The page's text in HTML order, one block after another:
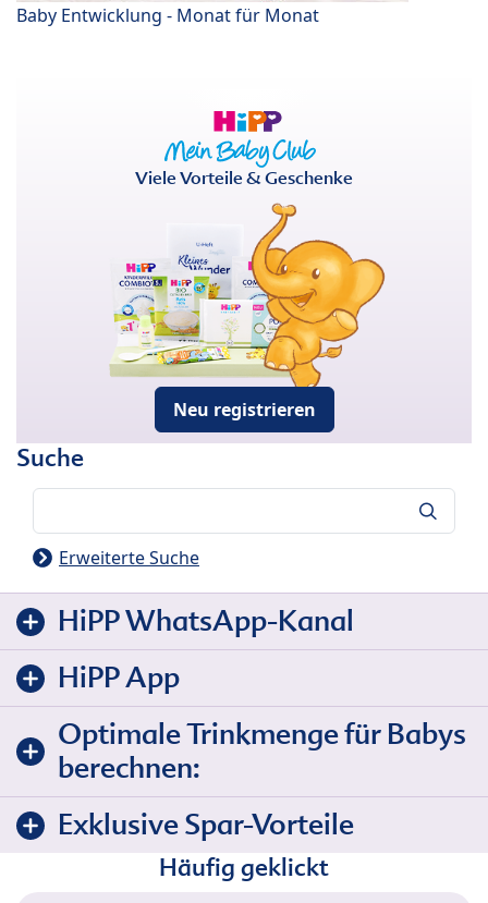
Baby Entwicklung - Monat für Monat
Viele Vorteile & Geschenke
Neu registrieren
Suche
Erweiterte Suche
HiPP WhatsApp-Kanal
HiPP App
Optimale Trinkmenge für Babys
berechnen:
Exklusive Spar-Vorteile
Häufig geklickt